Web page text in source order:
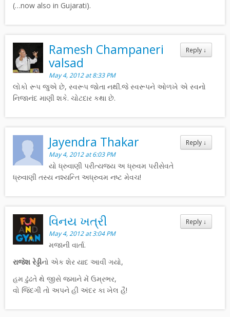
(…now also in Gujarati).
Reply ↓
Ramesh Champaneri
valsad
May 4, 2012 at 8:33 PM
લોકો રૂપ જુએ છે, સ્વરૂપ જોતા નથી.જે સ્વરૂપને ઓળખે એ સ્વનો
નિજાનંદ માણી શકે. ચોટદાર કથા છે.
Reply ↓
Jayendra Thakar
May 4, 2012 at 6:03 PM
યો ધ્રુવાણી પરીત્યજય અ ધ્રુવમ પરીસેવતે
ધ્રુવાણી તસ્ય નશ્યન્તિ અધ્રુવમ નષ્ટ મેવચ!
Reply ↓
વિનય ખત્રી
May 4, 2012 at 3:04 PM
મજાની વાર્તા.
રાજેશ રેડ્ડીનો એક શેર યાદ આવી ગયો,
હમ ઢુંઢતે થે જીસે જમાને મેં ઉમ્રભર,
વો જિંદગી તો અપને હી અંદર કા ખેલ હૈ!